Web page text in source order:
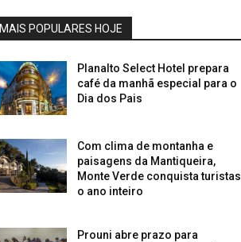
MAIS POPULARES HOJE
Planalto Select Hotel prepara
café da manhã especial para o
Dia dos Pais
Com clima de montanha e
paisagens da Mantiqueira,
Monte Verde conquista turistas
o ano inteiro
Prouni abre prazo para